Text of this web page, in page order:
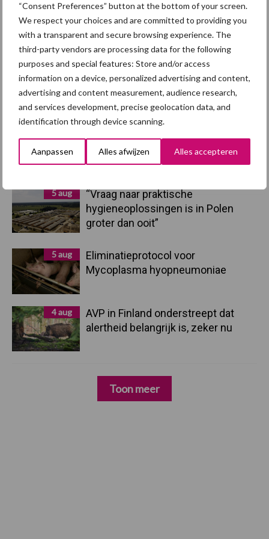
“Consent Preferences” button at the bottom of your screen.
We respect your choices and are committed to providing you
with a transparent and secure browsing experience. The
third-party vendors are processing data for the following
purposes and special features: Store and/or access
information on a device, personalized advertising and content,
advertising and content measurement, audience research,
and services development, precise geolocation data, and
identification through device scanning.
Aanpassen Alles afwijzen Alles accepteren
Primaire
Sidebar
Recent nieuws Partner nieuws
7 aug
Britse varkenssector vreest
afzetcrisis in het najaar
droogte en geopolitiek houden
handel in de greep
5 aug
“Vraag naar praktische
hygieneoplossingen is in Polen
groter dan ooit”
5 aug
Eliminatieprotocol voor
Mycoplasma hyopneumoniae
4 aug
AVP in Finland onderstreept dat
alertheid belangrijk is, zeker nu
Toon meer